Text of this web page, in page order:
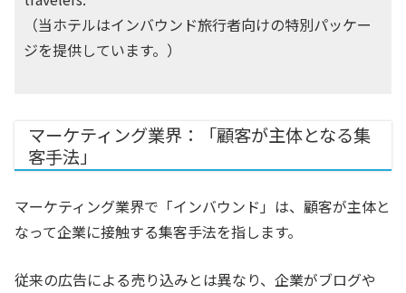
（当ホテルはインバウンド旅行者向けの特別パッケー
ジを提供しています。）
マーケティング業界：「顧客が主体となる集
客手法」
マーケティング業界で「インバウンド」は、顧客が主体と
なって企業に接触する集客手法を指します。
従来の広告による売り込みとは異なり、企業がブログや